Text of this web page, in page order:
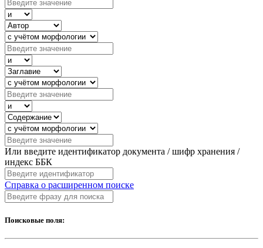
Или введите идентификатор документа / шифр хранения /
индекс ББК
Справка о расширенном поиске
Поисковые поля: